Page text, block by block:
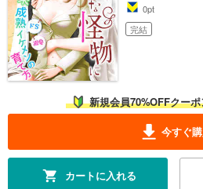
0pt
完結
新規会員70%OFFクー
今すぐ
カートに入れる